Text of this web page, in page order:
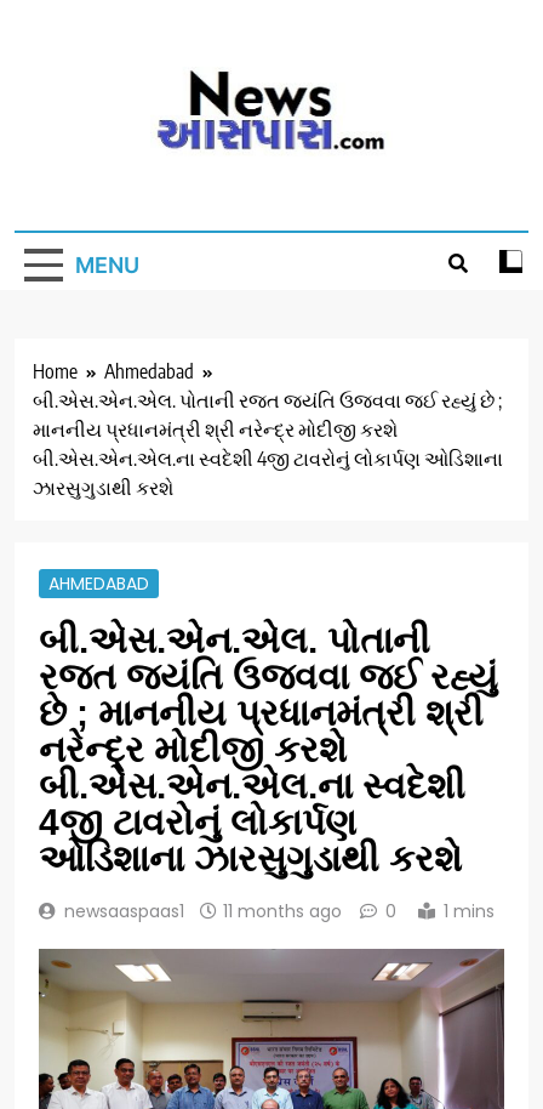
MENU
Home
Ahmedabad
બી.એસ.એન.એલ. પોતાની રજત જયંતિ ઉજવવા જઈ રહ્યું છે ;
માનનીય પ્રધાનમંત્રી શ્રી નરેન્દ્ર મોદીજી કરશે
બી.એસ.એન.એલ.ના સ્વદેશી 4જી ટાવરોનું લોકાર્પણ ઓડિશાના
ઝારસુગુડાથી કરશે
AHMEDABAD
બી.એસ.એન.એલ. પોતાની
રજત જયંતિ ઉજવવા જઈ રહ્યું
છે ; માનનીય પ્રધાનમંત્રી શ્રી
નરેન્દ્ર મોદીજી કરશે
બી.એસ.એન.એલ.ના સ્વદેશી
4જી ટાવરોનું લોકાર્પણ
ઓડિશાના ઝારસુગુડાથી કરશે
newsaaspaas1 11 months ago 0 1 mins